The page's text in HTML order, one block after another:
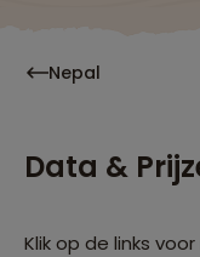
Nepal
Data &
Klik op de links